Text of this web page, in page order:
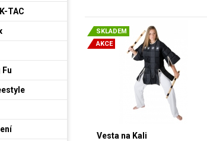
SKLADEM
AKCE
Vesta na Kali
TAC
Fu